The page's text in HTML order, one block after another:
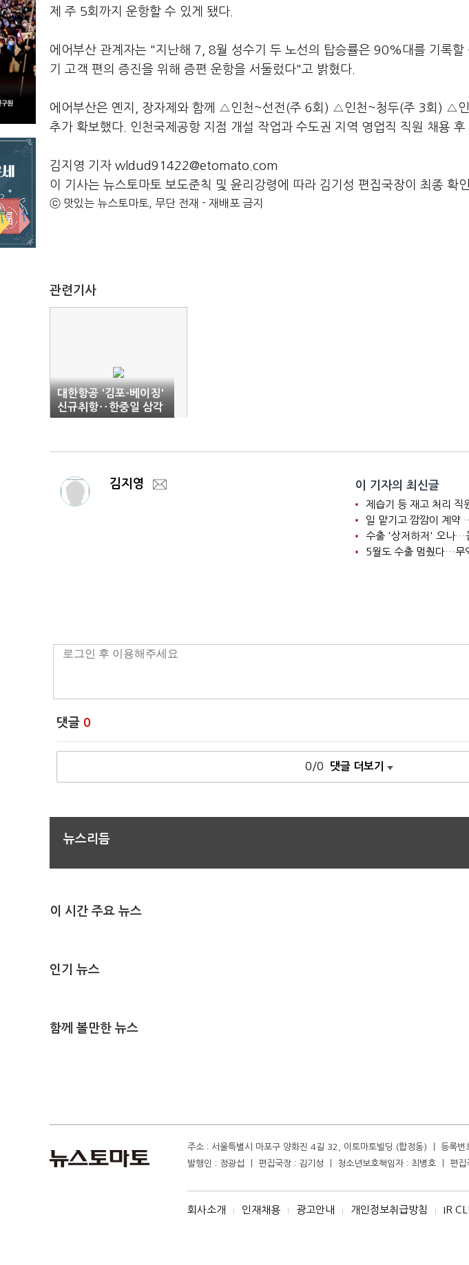
제 주 5회까지 운항할 수 있게 됐다.
에어부산 관계자는 "지난해 7, 8월 성수기 두 노선의 탑승률은 90%대를 기록
기 고객 편의 증진을 위해 증편 운항을 서둘렀다"고 밝혔다.
에어부산은 옌지, 장자제와 함께 △인천~선전(주 6회) △인천~청두(주 3회) △
추가 확보했다. 인천국제공항 지점 개설 작업과 수도권 지역 영업직 직원 채용 후
김지영 기자 wldud91422@etomato.com
이 기사는 뉴스토마토 보도준칙 및 윤리강령에 따라 김기성 편집국장이 최종 확
ⓒ 맛있는 뉴스토마토, 무단 전재 - 재배포 금지
관련기사
대한항공 '김포-베이징'
신규취항‥한중일 삼각
셔틀 완성
김지영 이 기자의 최신글
제습기 등 재고 처리
일 맡기고 깜깜이 계약
수출 '상저하저' 오나…
5월도 수출 멈췄다…무
댓글 0
0/0 댓글 더보기
뉴스리듬
이 시간 주요 뉴스
인기 뉴스
함께 볼만한 뉴스
주소 : 서울특별시 마포구 양화진 4길 32, 이토마토빌딩 (합정동) ㅣ 등록
발행인 : 정광섭 ㅣ 편집국장 : 김기성 ㅣ 청소년보호책임자 : 최병호 ㅣ
회사소개 I 인재채용 I 광고안내 I 개인정보취급방침 I IR